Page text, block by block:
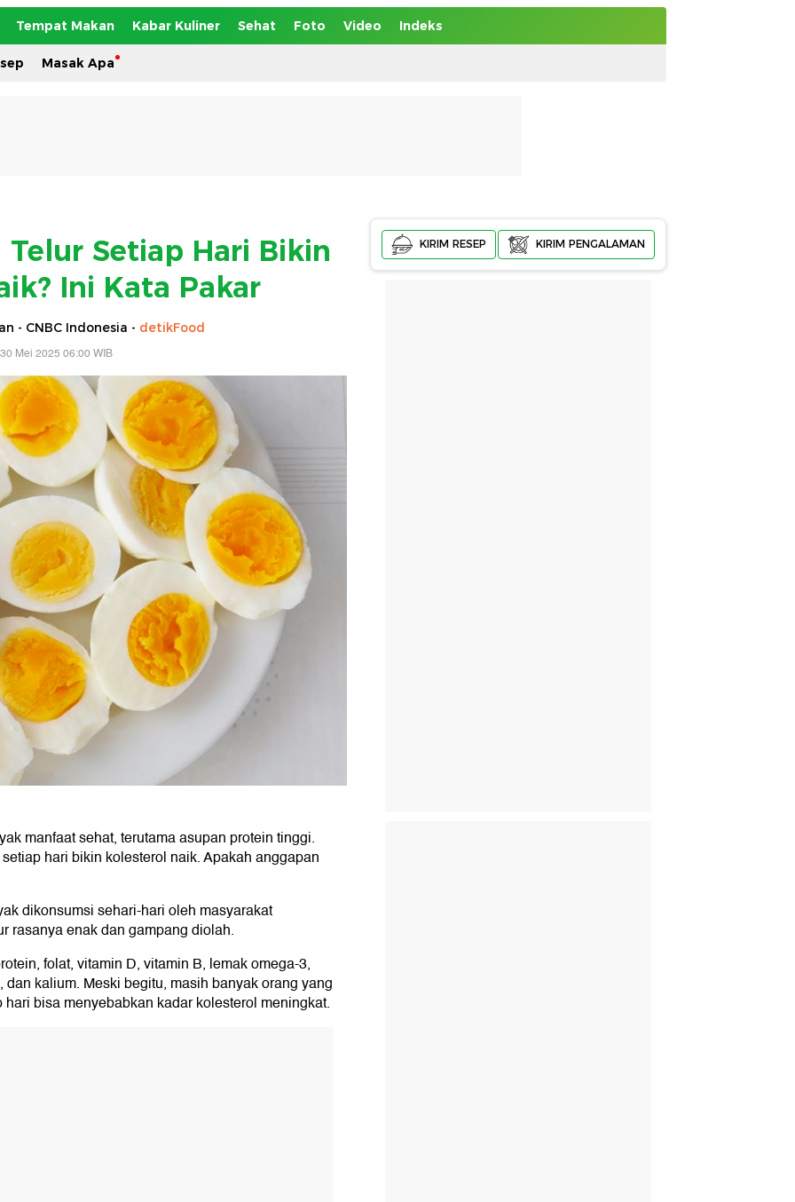
Tempat Makan Kabar Kuliner Sehat Foto Video Indeks
Masak Apa
Setiap Hari Bikin
Ini Kata Pakar
- CNBC Indonesia - detikFood
Mei 2025 06:00 WIB
manfaat sehat, terutama asupan protein tinggi.
hari bikin kolesterol naik. Apakah anggapan
dikonsumsi sehari-hari oleh masyarakat
rasanya enak dan gampang diolah.
folat, vitamin D, vitamin B, lemak omega-3,
kalium. Meski begitu, masih banyak orang yang
bisa menyebabkan kadar kolesterol meningkat.
KIRIM RESEP KIRIM PENGALAMAN